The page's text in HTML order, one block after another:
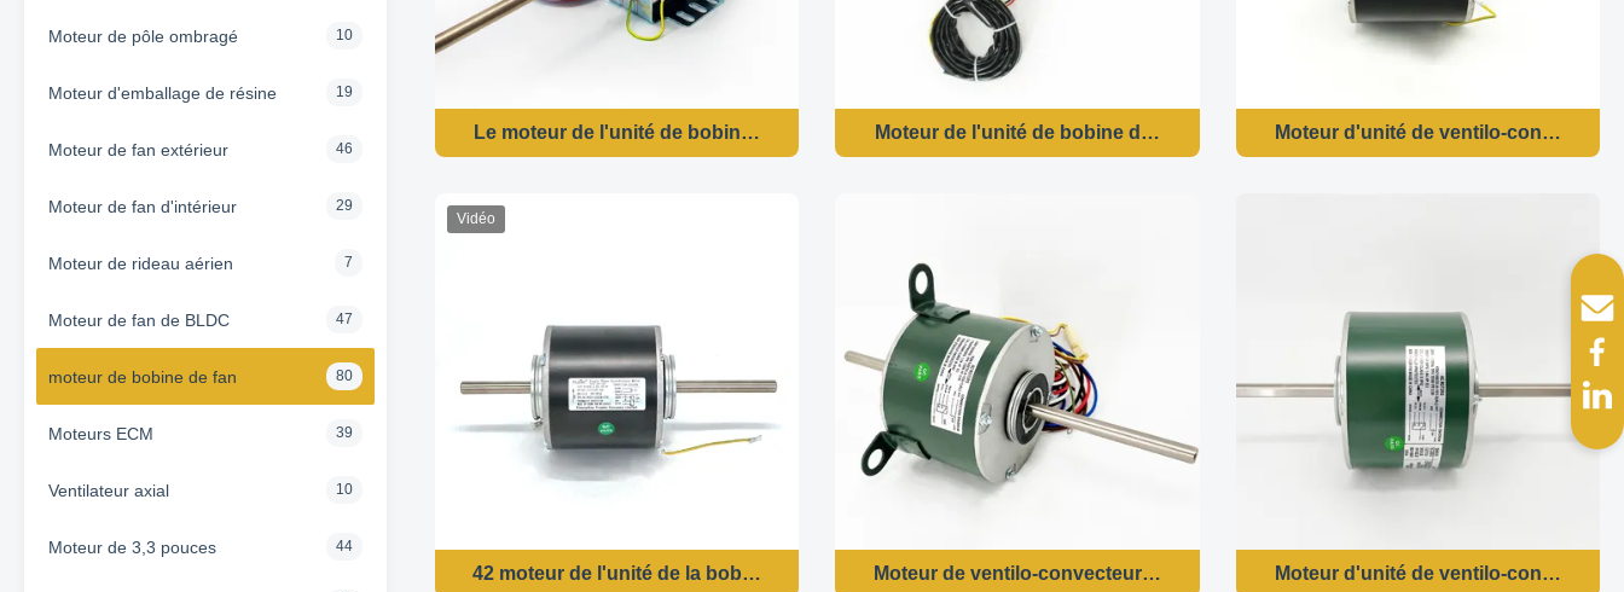
Moteur de pôle ombragé 10
Moteur d'emballage de résine 19
Moteur de fan extérieur 46
Moteur de fan d'intérieur 29
Moteur de rideau aérien 7
Moteur de fan de BLDC 47
moteur de bobine de fan 80
Moteurs ECM 39
Ventilateur axial 10
Moteur de 3,3 pouces 44
Le moteur de l'unité de bobine de ventilateur de cadre - 55W 127V 60HZ 1100RPM/3SPD CCW-LE
Moteur de l'unité de bobine de ventilateur 48 - 320W 220V 60HZ 1100RPM/3SPD
Moteur d'unité de ventilo-convecteur
Vidéo
42 moteur de l'unité de la bobine du ventilateur de cadre - 20W 220V 50/60HZ 935/1100RPM
Moteur de ventilo-convecteur 48 cadres - 1/6HP 230V 50/60HZ 1330RPM/3VIT
Moteur d'unité de ventilo-convecteur